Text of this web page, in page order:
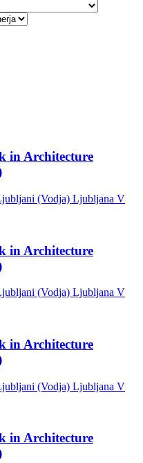
in Architecture
(Vodja) Ljubljana V
in Architecture
(Vodja) Ljubljana V
in Architecture
(Vodja) Ljubljana V
in Architecture